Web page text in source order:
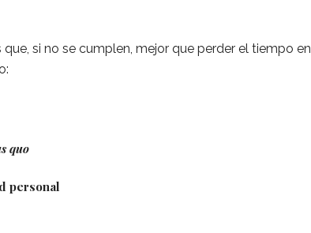
si no se cumplen, mejor que perder el tiempo en
quo
personal